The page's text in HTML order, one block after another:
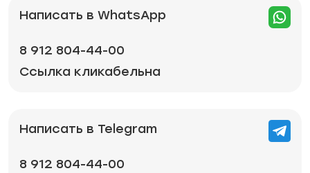
Написать в WhatsApp
8 912 804-44-00
Ссылка кликабельна
Написать в Telegram
8 912 804-44-00